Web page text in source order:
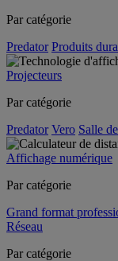
Par catégorie
Predator Produits
Projecteurs
Par catégorie
Predator Vero Salle
Affichage numérique
Par catégorie
Grand format
Réseau
Par catégorie